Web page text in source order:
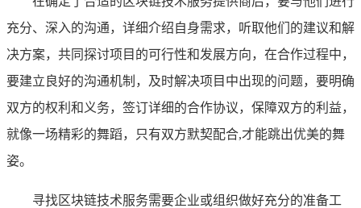
充分、深入的沟通，详细介绍自身需求，听取他们的建议和解
决方案，共同探讨项目的可行性和发展方向，在合作过程中，
要建立良好的沟通机制，及时解决项目中出现的问题，要明确
双方的权利和义务，签订详细的合作协议，保障双方的利益，
就像一场精彩的舞蹈，只有双方默契配合,才能跳出优美的舞
姿。
寻找区块链技术服务需要企业或组织做好充分的准备工